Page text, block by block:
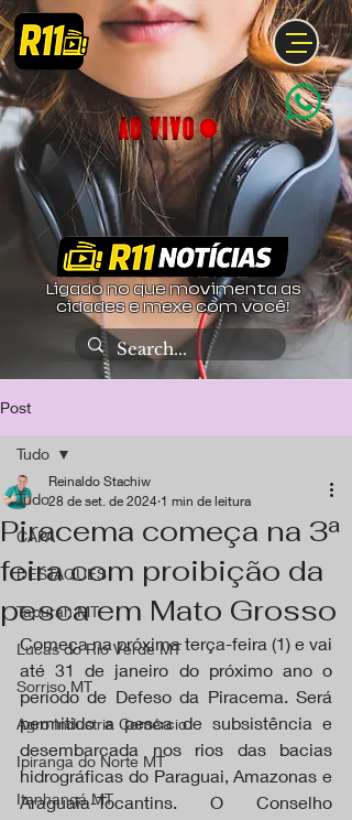
Ligado no que movimenta as
cidades e mexe com você!
Post
Tudo
CAPA
DESTAQUES
Tapurah MT
Lucas do Rio Verde MT
Sorriso MT
Agro Industria Comércio
Ipiranga do Norte MT
Itanhangá MT
Tudo
Piracema começa na 3ª
feira com proibição da
pesca em Mato Grosso
Reinaldo Stachiw
28 de set. de 2024 1 min de leitura
Começa na próxima terça-feira (1) e vai
até 31 de janeiro do próximo ano o
período de Defeso da Piracema. Será
permitido a pesca de subsistência e
desembarcada nos rios das bacias
hidrográficas do Paraguai, Amazonas e
Araguaia-Tocantins. O Conselho